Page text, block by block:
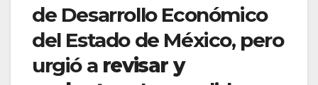
de Desarrollo Económico
del Estado de México, pero
urgió a revisar y